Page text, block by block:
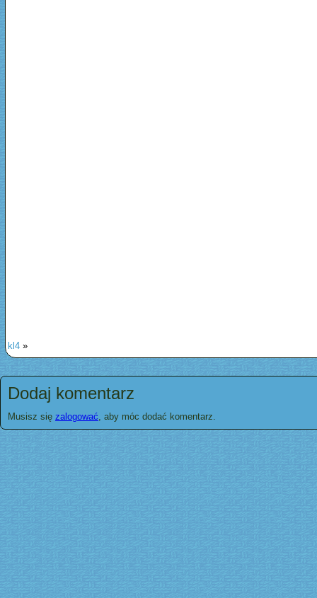
kl4 »
Dodaj komentarz
Musisz się zalogować, aby móc dodać komentarz.